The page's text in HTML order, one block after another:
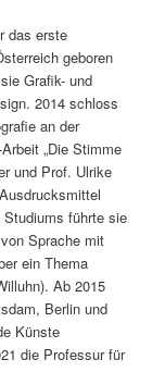
das erste
geboren
Grafik- und
2014 schloss
an der
„Die Stimme
und Prof. Ulrike
Studiums führte sie
Sprache mit
ein Thema
Ab 2015
Berlin und
Künste
die Professur für